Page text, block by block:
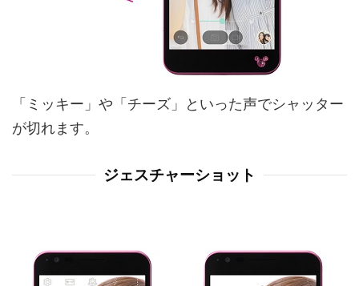
「ミッキー」や「チーズ」といった声でシャッター
が切れます。
ジェスチャーショット